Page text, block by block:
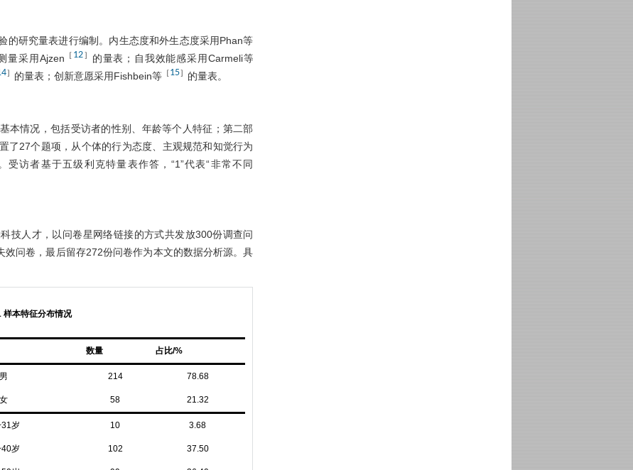
的研究量表进行编制。内生态度和外生态度采用Phan等
量采用Ajzen ［ 12］ 的量表；自我效能感采用Carmeli等
］ 的量表；创新意愿采用Fishbein等 ［15］ 的量表。
本情况，包括受访者的性别、年龄等个人特征；第二部
了27个题项，从个体的行为态度、主观规范和知觉行为
访者基于五级利克特量表作答，“1”代表“非常不同
技人才，以问卷星网络链接的方式共发放300份调查问
问卷，最后留存272份问卷作为本文的数据分析源。具
样本特征分布情况
数量 占比/%
男 214 78.68
女 58 21.32
岁 10 3.68
岁 102 37.50